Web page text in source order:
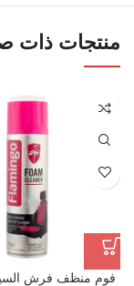
منتجات ذات
فوم منظف فرش